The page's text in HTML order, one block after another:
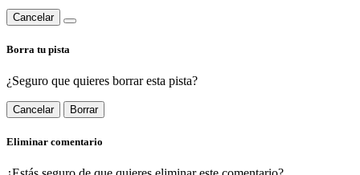
Cancelar
Borra tu pista
¿Seguro que quieres borrar esta pista?
Cancelar Borrar
Eliminar comentario